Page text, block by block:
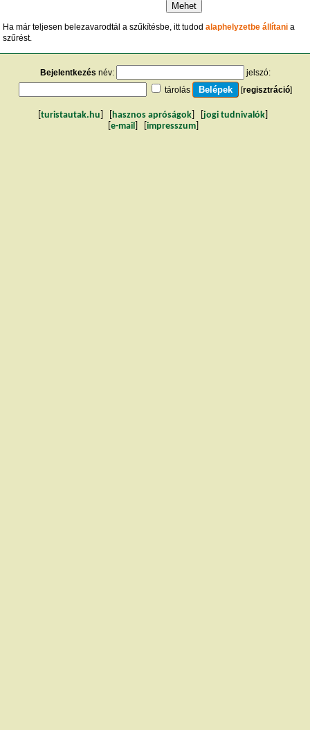
Ha már teljesen belezavarodtál a szűkítésbe, itt tudodalaphelyzetbe állítani a
szűrést.
Bejelentkezés név:
jelszó:
tárolás
[regisztráció]
turistautak.hu hasznos apróságok jogi tudnivalók
e-mail impresszum]